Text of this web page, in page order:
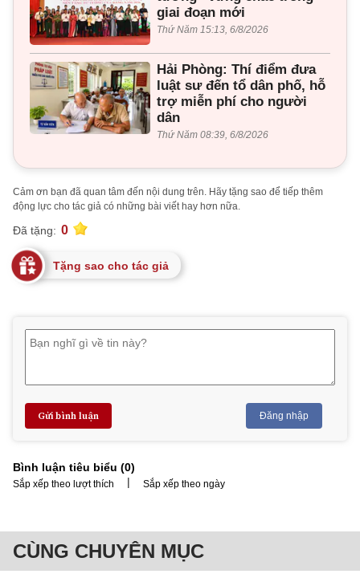
giai đoạn mới
Thứ Năm 15:13, 6/8/2026
Hải Phòng: Thí điểm đưa
luật sư đến tổ dân phố, hỗ
trợ miễn phí cho người
dân
Thứ Năm 08:39, 6/8/2026
Cảm ơn bạn đã quan tâm đến nội dung trên. Hãy tặng sao để tiếp thêm
động lực cho tác giả có những bài viết hay hơn nữa.
Đã tặng: 0
Tặng sao cho tác giả
Gửi bình luận Đăng nhập
Bình luận tiêu biểu (0)
Sắp xếp theo lượt thích | Sắp xếp theo ngày
CÙNG CHUYÊN MỤC